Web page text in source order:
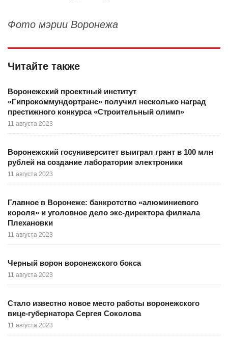
Фото мэрии Воронежа
Читайте также
Воронежский проектный институт
«Гипрокоммундортранс» получил несколько наград
престижного конкурса «Строительный олимп»
11 августа 2023
Воронежский госуниверситет выиграл грант в 100 млн
рублей на создание лаборатории электроники
11 августа 2023
Главное в Воронеже: банкротство «алюминиевого
короля» и уголовное дело экс-директора филиала
Плехановки
11 августа 2023
Черный ворон воронежского бокса
11 августа 2023
Стало известно новое место работы воронежского
вице-губернатора Сергея Соколова
11 августа 2023